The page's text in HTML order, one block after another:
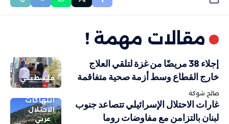
مقالات مهمة !
فلسطيني
إجلاء 38 مريضًا من غزة لتلقي العلاج
خارج القطاع وسط أزمة صحية متفاقمة
صالح شوكة
انتهاكات
الاحتلال
عربي
غارات الاحتلال الإسرائيلي تتصاعد جنوب
لبنان بالتزامن مع مفاوضات روما